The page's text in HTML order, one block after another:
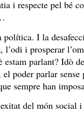
i respecte pel bé
I la
i prosperar
parlant? Idò
poder parlar
sempre han
del món social